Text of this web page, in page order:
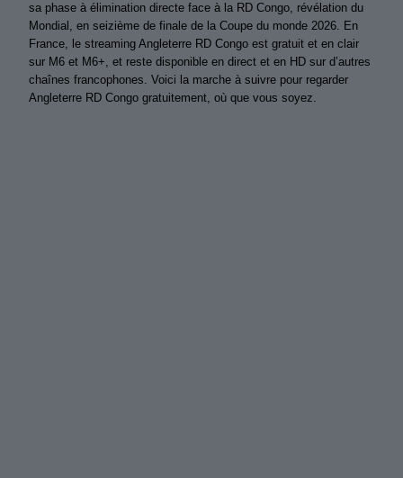
sa phase à élimination directe face à la RD Congo, révélation du
Mondial, en seizième de finale de la Coupe du monde 2026. En
France, le streaming Angleterre RD Congo est gratuit et en clair
sur M6 et M6+, et reste disponible en direct et en HD sur d’autres
chaînes francophones. Voici la marche à suivre pour regarder
Angleterre RD Congo gratuitement, où que vous soyez.